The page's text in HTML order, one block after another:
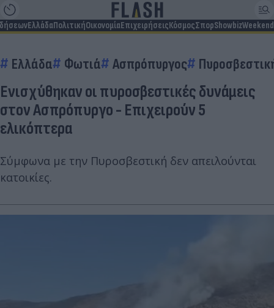
ΕλλάδαΠολιτικήΟικονομίαΕπιχειρήσειςΚόσμοςΣπορShowbizWeekend
Ελλάδα Φωτιά Ασπρόπυργος
Ενισχύθηκαν οι πυροσβεστικές δυνάμεις
στον Ασπρόπυργο - Επιχειρούν 5
ελικόπτερα
Σύμφωνα με την Πυροσβεστική δεν απειλούνται
κατοικίες.